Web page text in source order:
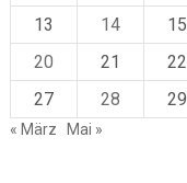
13
14 15
20
21 22
27
28 29
« März Mai »